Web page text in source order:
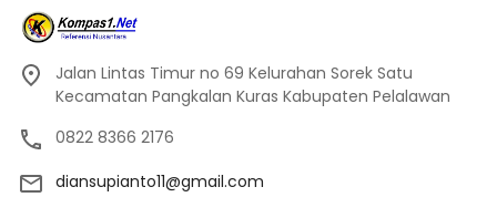
Jalan Lintas Timur no 69 Kelurahan Sorek Satu
Kecamatan Pangkalan Kuras Kabupaten Pelalawan
0822 8366 2176
diansupianto11@gmail.com